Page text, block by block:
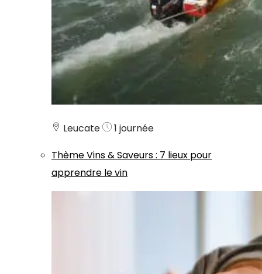
Leucate
1 journée
ThèmeVins & Saveurs: 7 lieux pour
apprendre le vin